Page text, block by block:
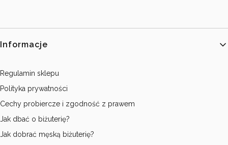
Linki w stopce
Informacje
Regulamin sklepu
Polityka prywatności
Cechy probiercze i zgodność z prawem
Jak dbać o biżuterię?
Jak dobrać męską biżuterię?